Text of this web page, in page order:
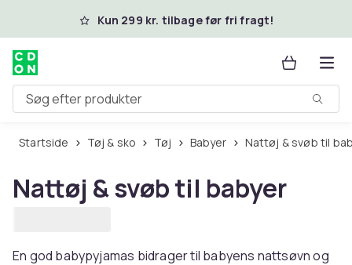
Spring til hovedindhold
Kun 299 kr. tilbage før fri fragt!
Søg efter produkter
Startside Tøj & sko Tøj Babyer Nattøj & svøb til
Nattøj & svøb til babyer
En god babypyjamas bidrager til babyens nattsøvn og